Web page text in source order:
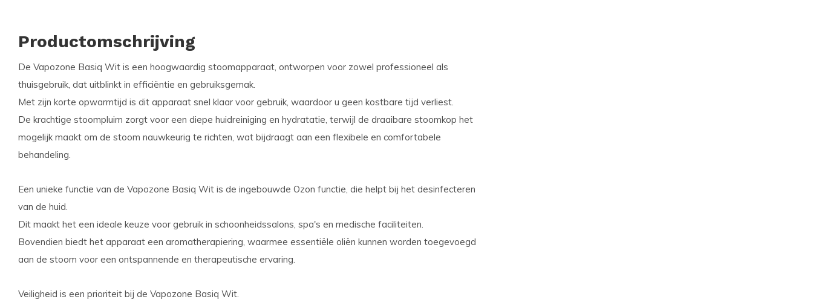
Productomschrijving
De Vapozone Basiq Wit is een hoogwaardig stoomapparaat, ontworpen voor zowel professioneel als
thuisgebruik, dat uitblinkt in efficiëntie en gebruiksgemak.
Met zijn korte opwarmtijd is dit apparaat snel klaar voor gebruik, waardoor u geen kostbare tijd verliest.
De krachtige stoompluim zorgt voor een diepe huidreiniging en hydratatie, terwijl de draaibare stoomkop het
mogelijk maakt om de stoom nauwkeurig te richten, wat bijdraagt aan een flexibele en comfortabele
behandeling.
Een unieke functie van de Vapozone Basiq Wit is de ingebouwde Ozon functie, die helpt bij het desinfecteren
van de huid.
Dit maakt het een ideale keuze voor gebruik in schoonheidssalons, spa's en medische faciliteiten.
Bovendien biedt het apparaat een aromatherapiering, waarmee essentiële oliën kunnen worden toegevoegd
aan de stoom voor een ontspannende en therapeutische ervaring.
Veiligheid is een prioriteit bij de Vapozone Basiq Wit.